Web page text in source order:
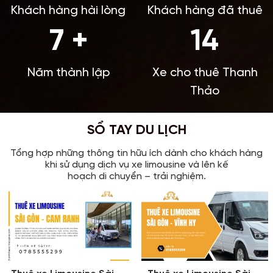
Khách hàng hài lòng Khách hàng đã thuê
10 +
Năm thành lập
20
Xe cho thuê Thanh
Thảo
SỔ TAY DU LỊCH
Tổng hợp những thông tin hữu ích dành cho khách hàng
khi sử dụng dịch vụ xe limousine và lên kế
hoạch di chuyển – trải nghiệm.